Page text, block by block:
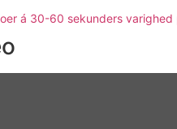
á 30-60 sekunders varighed